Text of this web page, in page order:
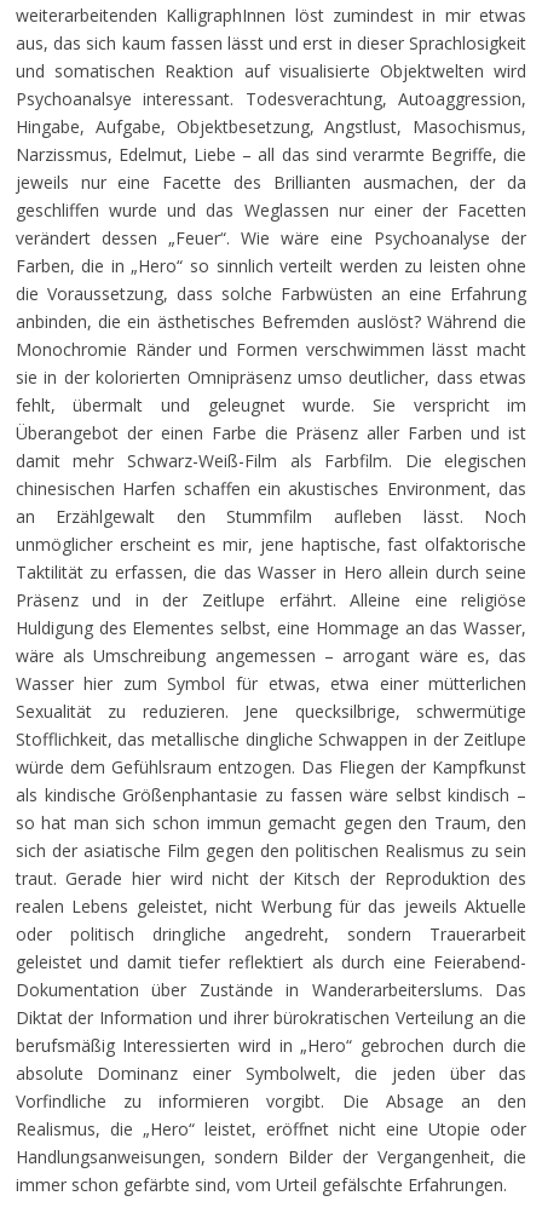
weiterarbeitenden KalligraphInnen löst zumindest in mir etwas
aus, das sich kaum fassen lässt und erst in dieser Sprachlosigkeit
und somatischen Reaktion auf visualisierte Objektwelten wird
Psychoanalsye interessant. Todesverachtung, Autoaggression,
Hingabe, Aufgabe, Objektbesetzung, Angstlust, Masochismus,
Narzissmus, Edelmut, Liebe – all das sind verarmte Begriffe, die
jeweils nur eine Facette des Brillianten ausmachen, der da
geschliffen wurde und das Weglassen nur einer der Facetten
verändert dessen „Feuer“. Wie wäre eine Psychoanalyse der
Farben, die in „Hero“ so sinnlich verteilt werden zu leisten ohne
die Voraussetzung, dass solche Farbwüsten an eine Erfahrung
anbinden, die ein ästhetisches Befremden auslöst? Während die
Monochromie Ränder und Formen verschwimmen lässt macht
sie in der kolorierten Omnipräsenz umso deutlicher, dass etwas
fehlt, übermalt und geleugnet wurde. Sie verspricht im
Überangebot der einen Farbe die Präsenz aller Farben und ist
damit mehr Schwarz-Weiß-Film als Farbfilm. Die elegischen
chinesischen Harfen schaffen ein akustisches Environment, das
an Erzählgewalt den Stummfilm aufleben lässt. Noch
unmöglicher erscheint es mir, jene haptische, fast olfaktorische
Taktilität zu erfassen, die das Wasser in Hero allein durch seine
Präsenz und in der Zeitlupe erfährt. Alleine eine religiöse
Huldigung des Elementes selbst, eine Hommage an das Wasser,
wäre als Umschreibung angemessen – arrogant wäre es, das
Wasser hier zum Symbol für etwas, etwa einer mütterlichen
Sexualität zu reduzieren. Jene quecksilbrige, schwermütige
Stofflichkeit, das metallische dingliche Schwappen in der Zeitlupe
würde dem Gefühlsraum entzogen. Das Fliegen der Kampfkunst
als kindische Größenphantasie zu fassen wäre selbst kindisch –
so hat man sich schon immun gemacht gegen den Traum, den
sich der asiatische Film gegen den politischen Realismus zu sein
traut. Gerade hier wird nicht der Kitsch der Reproduktion des
realen Lebens geleistet, nicht Werbung für das jeweils Aktuelle
oder politisch dringliche angedreht, sondern Trauerarbeit
geleistet und damit tiefer reflektiert als durch eine Feierabend-
Dokumentation über Zustände in Wanderarbeiterslums. Das
Diktat der Information und ihrer bürokratischen Verteilung an die
berufsmäßig Interessierten wird in „Hero“ gebrochen durch die
absolute Dominanz einer Symbolwelt, die jeden über das
Vorfindliche zu informieren vorgibt. Die Absage an den
Realismus, die „Hero“ leistet, eröffnet nicht eine Utopie oder
Handlungsanweisungen, sondern Bilder der Vergangenheit, die
immer schon gefärbte sind, vom Urteil gefälschte Erfahrungen.